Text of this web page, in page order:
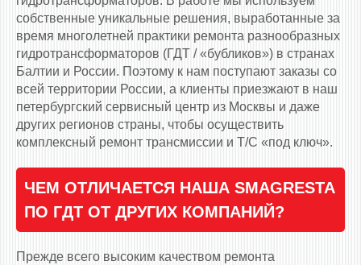
собственные уникальные решения, выработанные за
время многолетней практики ремонта разнообразных
гидротрансформаторов (ГДТ / «бубликов») в странах
Балтии и России. Поэтому к нам поступают заказы со
всей территории России, а клиенты приезжают в наш
петербургский сервисный центр из Москвы и даже
других регионов страны, чтобы осуществить
комплексный ремонт трансмиссии и Т/С «под ключ».
ЧЕМ ОТЛИЧАЕТСЯ НАША SMAGRESTA
ПО ГДТ ОТ ДРУГИХ КОМПАНИЙ?
Прежде всего высоким качеством ремонта